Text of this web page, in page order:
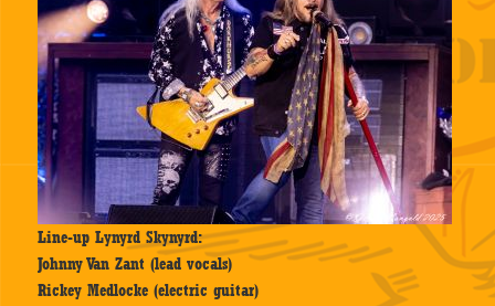
Line-up Lynyrd Skynyrd:
Johnny Van Zant (lead vocals)
Rickey Medlocke (electric guitar)